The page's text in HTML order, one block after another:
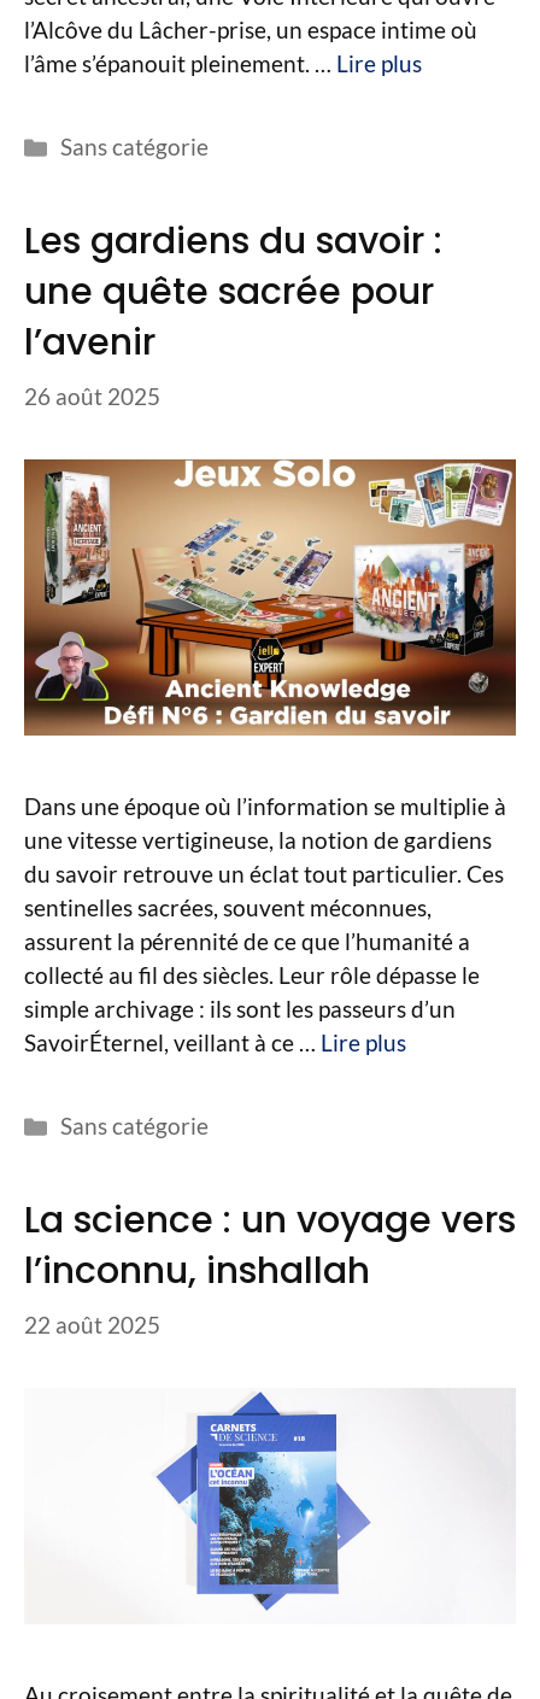
l’Alcôve du Lâcher-prise, un espace intime où
l’âme s’épanouit pleinement. … Lire plus
Catégories
Sans catégorie
Les gardiens du savoir :
une quête sacrée pour
l’avenir
26 août 2025
Dans une époque où l’information se multiplie à
une vitesse vertigineuse, la notion de gardiens
du savoir retrouve un éclat tout particulier. Ces
sentinelles sacrées, souvent méconnues,
assurent la pérennité de ce que l’humanité a
collecté au fil des siècles. Leur rôle dépasse le
simple archivage : ils sont les passeurs d’un
SavoirÉternel, veillant à ce … Lire plus
Catégories
Sans catégorie
La science : un voyage vers
l’inconnu, inshallah
22 août 2025